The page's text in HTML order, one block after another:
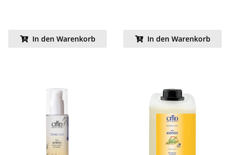
In den Warenkorb In den Warenkorb